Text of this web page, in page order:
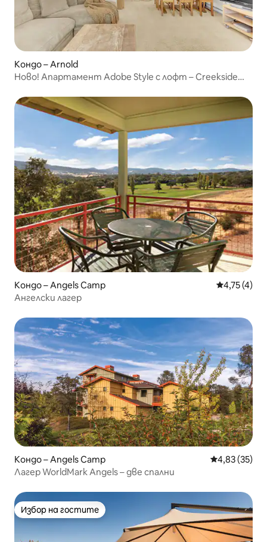
Кондо – Arnold
Ново! Апартамент Adobe Style с лофт – Creekside
Кондо – Angels Camp Средна
4,75 (4)
Ангелски лагер
Кондо – Angels Camp Средна
4,83 (35)
Лагер WorldMark Angels – две спални
Избор на гостите
Избор на гостите